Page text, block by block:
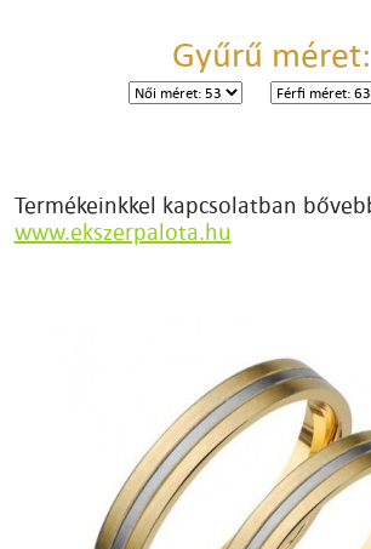
Gyűrű méret:
Termékeinkkel kapcsolatban
www.ekszerpalota.hu